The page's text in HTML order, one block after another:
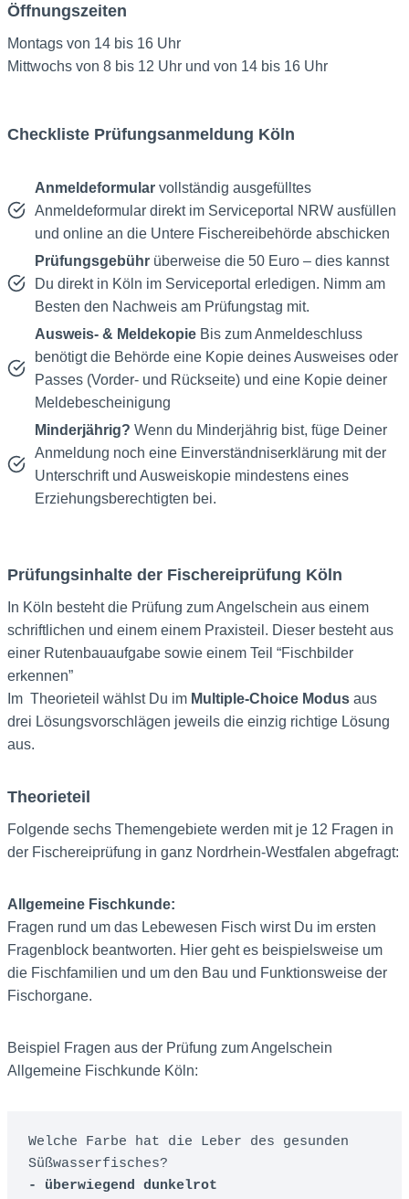
Öffnungszeiten
Montags von 14 bis 16 Uhr
Mittwochs von 8 bis 12 Uhr und von 14 bis 16 Uhr
Checkliste Prüfungsanmeldung Köln
Anmeldeformular vollständig ausgefülltes
Anmeldeformular direkt im Serviceportal NRW ausfüllen
und online an die Untere Fischereibehörde abschicken
Prüfungsgebühr überweise die 50 Euro – dies kannst
Du direkt in Köln im Serviceportal erledigen. Nimm am
Besten den Nachweis am Prüfungstag mit.
Ausweis- & Meldekopie Bis zum Anmeldeschluss
benötigt die Behörde eine Kopie deines Ausweises oder
Passes (Vorder- und Rückseite) und eine Kopie deiner
Meldebescheinigung
Minderjährig? Wenn du Minderjährig bist, füge Deiner
Anmeldung noch eine Einverständniserklärung mit der
Unterschrift und Ausweiskopie mindestens eines
Erziehungsberechtigten bei.
Prüfungsinhalte der Fischereiprüfung Köln
In Köln besteht die Prüfung zum Angelschein aus einem
schriftlichen und einem einem Praxisteil. Dieser besteht aus
einer Rutenbauaufgabe sowie einem Teil “Fischbilder
erkennen”
Im Theorieteil wählst Du im Multiple-Choice Modus aus
drei Lösungsvorschlägen jeweils die einzig richtige Lösung
aus.
Theorieteil
Folgende sechs Themengebiete werden mit je 12 Fragen in
der Fischereiprüfung in ganz Nordrhein-Westfalen abgefragt:
Allgemeine Fischkunde:
Fragen rund um das Lebewesen Fisch wirst Du im ersten
Fragenblock beantworten. Hier geht es beispielsweise um
die Fischfamilien und um den Bau und Funktionsweise der
Fischorgane.
Beispiel Fragen aus der Prüfung zum Angelschein
Allgemeine Fischkunde Köln:
Welche Farbe hat die Leber des gesunden
- überwiegend dunkelrot